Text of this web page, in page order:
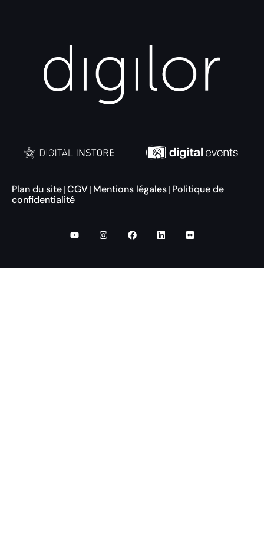
Plan du site CGV Mentions légales Politique de
confidentialité